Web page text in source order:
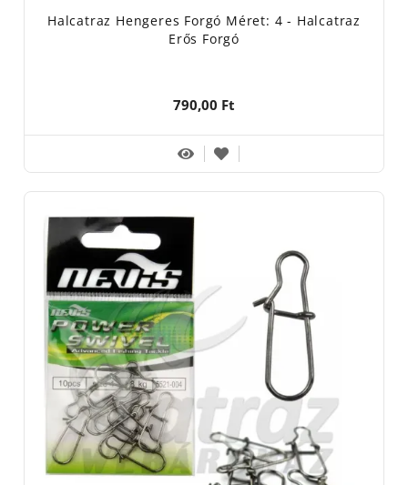
Halcatraz Hengeres Forgó Méret: 4 - Halcatraz
Erős Forgó
790,00 Ft